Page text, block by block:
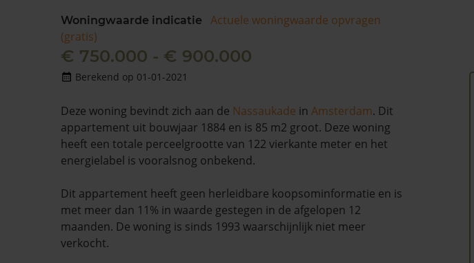
Woningwaarde indicatie
Actuele woningwaarde opvragen
(gratis)
€ 750.000 - € 900.000
Berekend op 01-01-2021
Deze woning bevindt zich aan de Nassaukade in Amsterdam. Dit
appartement uit bouwjaar 1884 en is 85 m2 groot. Deze woning
heeft een totale perceelgrootte van 122 vierkante meter en het
energielabel is vooralsnog onbekend.
Dit appartement heeft geen herleidbare koopsominformatie en is
met meer dan 11% in waarde gestegen in de afgelopen 12
maanden. De woning is sinds 1993 waarschijnlijk niet meer
verkocht.